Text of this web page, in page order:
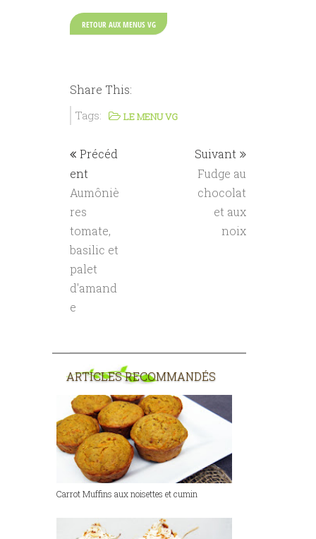
RETOUR AUX MENUS VG
Share This:
Tags: LE MENU VG
Précéd
ent
Aumôniè
res
tomate,
basilic et
palet
d'amand
e
Suivant
Fudge au
chocolat
et aux
noix
ARTICLES RECOMMANDÉS
Carrot Muffins aux noisettes et cumin